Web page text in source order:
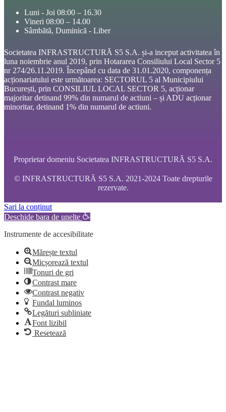
Luni - Joi 08:00 – 16.30
Vineri 08:00 – 14.00
Sâmbătă, Duminică - Liber
Societatea INFRASTRUCTURĂ S5 S.A. și-a inceput activitatea în
luna noiembrie anul 2019, prin Hotararea Consiliului Local Sector 5
nr 274/26.11.2019. Începând cu data de 31.01.2020, componența
acționariatului este următoarea: SECTORUL 5 al Municipiului
București, prin CONSILIUL LOCAL SECTOR 5, acționar
majoritar detinand 99% din numarul de actiuni – și ADU acționar
minoritar, detinand 1% din numarul de actiuni.
Proprietar domeniu Societatea INFRASTRUCTURĂ S5 S.A.
© INFRASTRUCTURĂ S5 S.A. 2021-2024 Toate drepturile
rezervate.
Sari la conținut
Deschide bara de unelte
Instrumente de accesibilitate
Mărește textul
Micșorează textul
Tonuri de gri
Contrast mare
Contrast negativ
Fundal luminos
Legături subliniate
Font lizibil
Resetează